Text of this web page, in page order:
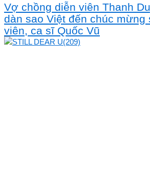
Vợ chồng diễn viên Thanh
dàn sao Việt đến chúc mừng
viên, ca sĩ Quốc Vũ